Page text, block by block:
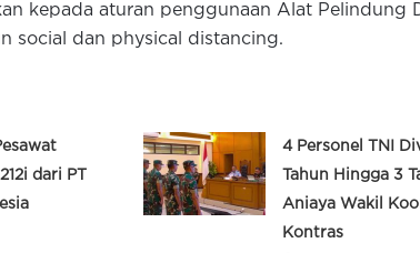
kepada aturan penggunaan Alat Pelindung
social dan physical distancing.
dari PT
4 Personel TNI
Tahun Hingga 3
Aniaya Wakil
Kontras